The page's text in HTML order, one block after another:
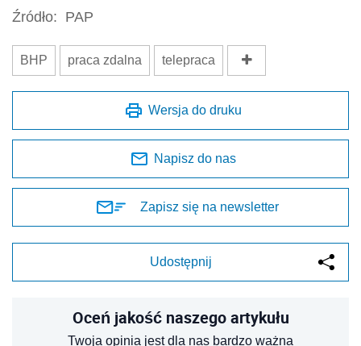
Źródło: PAP
BHP praca zdalna telepraca
Wersja do druku
Napisz do nas
Zapisz się na newsletter
Udostępnij
Oceń jakość naszego artykułu
Twoja opinia jest dla nas bardzo ważna